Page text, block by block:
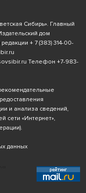
Сибирь». Главный
дом
+ 7 (383) 314-00-
Телефон +7-983-
и анализа сведений,
сети «Интернет»,
данных